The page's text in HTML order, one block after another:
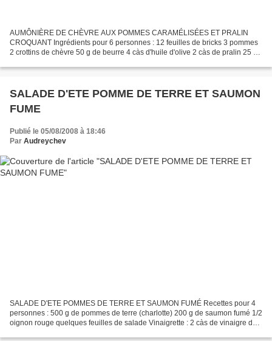
AUMÔNIÈRE DE CHÈVRE AUX POMMES CARAMÉLISÉES ET PRALIN
CROQUANT Ingrédients pour 6 personnes : 12 feuilles de bricks 3 pommes
2 crottins de chèvre 50 g de beurre 4 càs d'huile d'olive 2 càs de pralin 25 g
SALADE D'ETE POMME DE TERRE ET SAUMON
FUME
Publié le 05/08/2008 à 18:46
Par Audreychev
SALADE D'ETE POMMES DE TERRE ET SAUMON FUMÉ Recettes pour 4
personnes : 500 g de pommes de terre (charlotte) 200 g de saumon fumé 1/2
oignon rouge quelques feuilles de salade Vinaigrette : 2 càs de vinaigre de